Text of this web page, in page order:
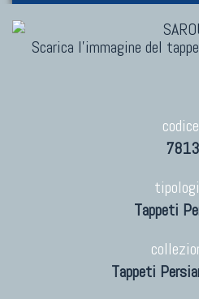
Scarica l'immagine del
7813
Tappeti
Tappeti